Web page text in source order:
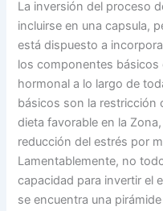
La inversión del proceso
incluirse en una capsula,
está dispuesto a
los componentes
hormonal a lo largo de
básicos son la restricción
dieta favorable en la
reducción del estrés por
Lamentablemente, no
capacidad para invertir el
se encuentra una